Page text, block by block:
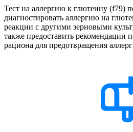
Тест на аллергию к глютеину (f79)
диагностировать аллергию на
реакции с другими зерновыми
также предоставить
рациона для предотвращения